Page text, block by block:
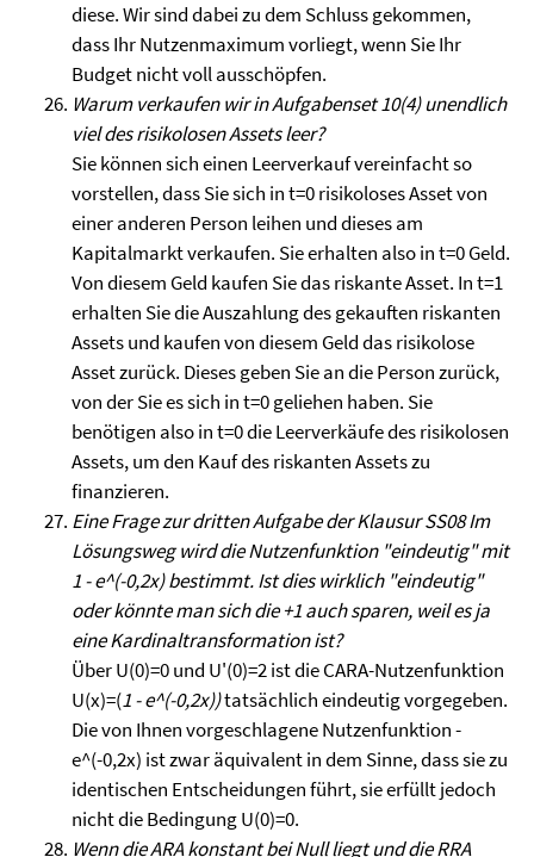
diese. Wir sind dabei zu dem Schluss gekommen,
dass Ihr Nutzenmaximum vorliegt, wenn Sie Ihr
Budget nicht voll ausschöpfen.
Warum verkaufen wir in Aufgabenset 10(4) unendlich
viel des risikolosen Assets leer?
Sie können sich einen Leerverkauf vereinfacht so
vorstellen, dass Sie sich in t=0 risikoloses Asset von
einer anderen Person leihen und dieses am
Kapitalmarkt verkaufen. Sie erhalten also in t=0 Geld.
Von diesem Geld kaufen Sie das riskante Asset. In t=1
erhalten Sie die Auszahlung des gekauften riskanten
Assets und kaufen von diesem Geld das risikolose
Asset zurück. Dieses geben Sie an die Person zurück,
von der Sie es sich in t=0 geliehen haben. Sie
benötigen also in t=0 die Leerverkäufe des risikolosen
Assets, um den Kauf des riskanten Assets zu
finanzieren.
Eine Frage zur dritten Aufgabe der Klausur SS08 Im
Lösungsweg wird die Nutzenfunktion "eindeutig" mit
1 - e^(-0,2x) bestimmt. Ist dies wirklich "eindeutig"
oder könnte man sich die +1 auch sparen, weil es ja
eine Kardinaltransformation ist?
Über U(0)=0 und U'(0)=2 ist die CARA-Nutzenfunktion
U(x)=(1 - e^(-0,2x))tatsächlich eindeutig vorgegeben.
Die von Ihnen vorgeschlagene Nutzenfunktion -
e^(-0,2x) ist zwar äquivalent in dem Sinne, dass sie zu
identischen Entscheidungen führt, sie erfüllt jedoch
nicht die Bedingung U(0)=0.
Wenn die ARA konstant bei Null liegt und die RRA